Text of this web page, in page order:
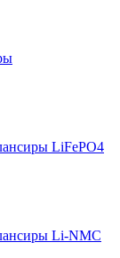
LiFePO4
Li-NMC